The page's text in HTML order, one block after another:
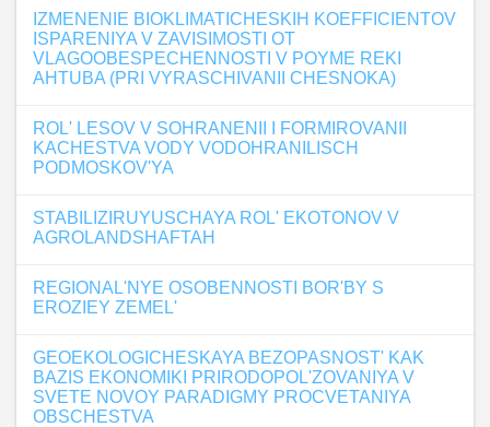
IZMENENIE BIOKLIMATICHESKIH KOEFFICIENTOV
ISPARENIYA V ZAVISIMOSTI OT
VLAGOOBESPECHENNOSTI V POYME REKI
AHTUBA (PRI VYRASCHIVANII CHESNOKA)
ROL' LESOV V SOHRANENII I FORMIROVANII
KACHESTVA VODY VODOHRANILISCH
PODMOSKOV'YA
STABILIZIRUYUSCHAYA ROL' EKOTONOV V
AGROLANDSHAFTAH
REGIONAL'NYE OSOBENNOSTI BOR'BY S
EROZIEY ZEMEL'
GEOEKOLOGICHESKAYA BEZOPASNOST' KAK
BAZIS EKONOMIKI PRIRODOPOL'ZOVANIYA V
SVETE NOVOY PARADIGMY PROCVETANIYA
OBSCHESTVA